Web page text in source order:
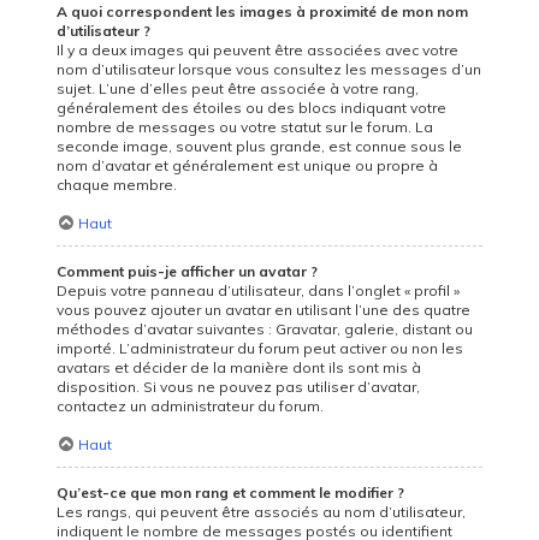
A quoi correspondent les images à proximité de mon nom
d’utilisateur ?
Il y a deux images qui peuvent être associées avec votre
nom d’utilisateur lorsque vous consultez les messages d’un
sujet. L’une d’elles peut être associée à votre rang,
généralement des étoiles ou des blocs indiquant votre
nombre de messages ou votre statut sur le forum. La
seconde image, souvent plus grande, est connue sous le
nom d’avatar et généralement est unique ou propre à
chaque membre.
Haut
Comment puis-je afficher un avatar ?
Depuis votre panneau d’utilisateur, dans l’onglet « profil »
vous pouvez ajouter un avatar en utilisant l’une des quatre
méthodes d’avatar suivantes : Gravatar, galerie, distant ou
importé. L’administrateur du forum peut activer ou non les
avatars et décider de la manière dont ils sont mis à
disposition. Si vous ne pouvez pas utiliser d’avatar,
contactez un administrateur du forum.
Haut
Qu’est-ce que mon rang et comment le modifier ?
Les rangs, qui peuvent être associés au nom d’utilisateur,
indiquent le nombre de messages postés ou identifient